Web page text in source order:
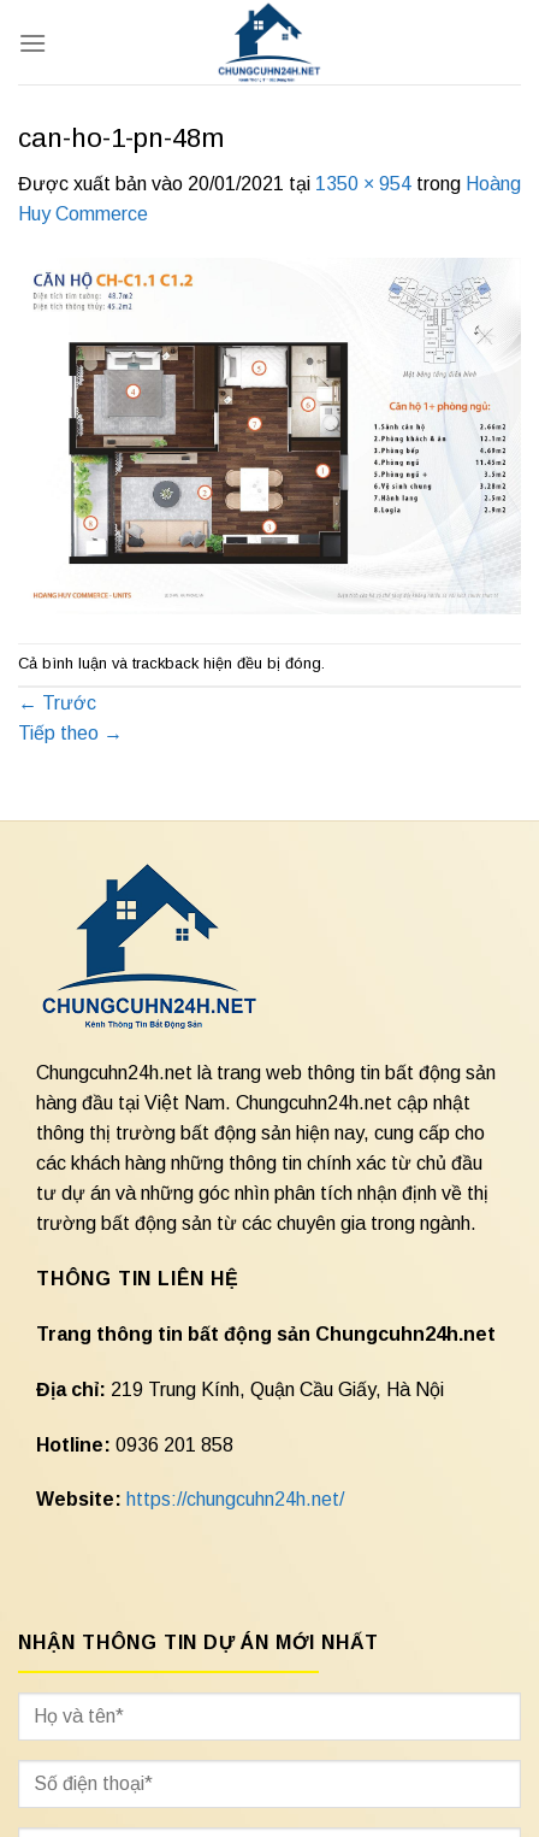
qua
can-ho-1-pn-48m
Được xuất bản vào 20/01/2021 tại 1350 × 954 trong Hoàng
Huy Commerce
Cả bình luận và trackback hiện đều bị đóng.
← Trước
Tiếp theo →
Chungcuhn24h.net là trang web thông tin bất động sản
hàng đầu tại Việt Nam. Chungcuhn24h.net cập nhật
thông thị trường bất động sản hiện nay, cung cấp cho
các khách hàng những thông tin chính xác từ chủ đầu
tư dự án và những góc nhìn phân tích nhận định về thị
trường bất động sản từ các chuyên gia trong ngành.
THÔNG TIN LIÊN HỆ
Trang thông tin bất động sản Chungcuhn24h.net
Địa chỉ: 219 Trung Kính, Quận Cầu Giấy, Hà Nội
Hotline: 0936 201 858
Website: https://chungcuhn24h.net/
NHẬN THÔNG TIN DỰ ÁN MỚI NHẤT